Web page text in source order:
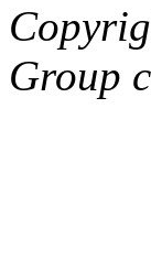
Group